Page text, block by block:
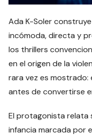
Ada K-Soler
incómoda, directa y
los thrillers
en el origen de la
rara vez es mostrado:
antes de convertirse
El protagonista relata
infancia marcada por